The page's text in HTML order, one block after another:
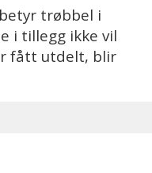
betyr trøbbel i
i tillegg ikke vil
fått utdelt, blir